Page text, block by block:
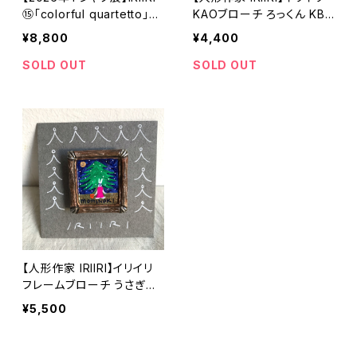
⑮「colorful quartetto」T
シャツ ホワイト Mサイズ
【ハンドメイドTシャツ・作家
作品】
¥8,800
SOLD OUT
KAOブローチ ろっくん KB-
8【ハンドメイド】
¥4,400
SOLD OUT
【人形作家 IRIIRI】イリイリ
フレームブローチ うさぎと
モミの木 FB-32【ハンドメイ
ド】
¥5,500